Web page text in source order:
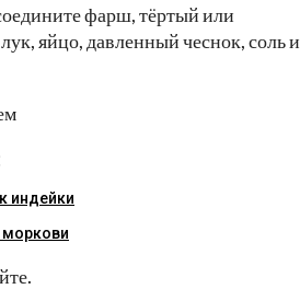
фарш, тёртый или
яйцо, давленный чеснок, соль и
индейки
моркови